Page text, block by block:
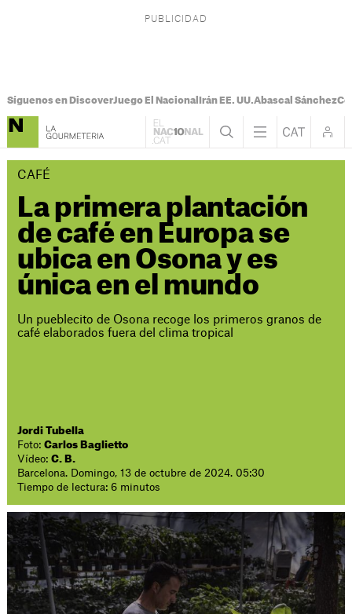
Síguenos en DiscoverJuego El Nacional Irán EE. UU.Abascal Sánchez
CAFÉ
La primera plantación
de café en Europa se
ubica en Osona y es
única en el mundo
Un pueblecito de Osona recoge los primeros granos de
café elaborados fuera del clima tropical
Jordi Tubella
Foto:Carlos Baglietto
Vídeo:C. B.
Barcelona. Domingo, 13 de octubre de 2024. 05:30
Tiempo de lectura: 6 minutos